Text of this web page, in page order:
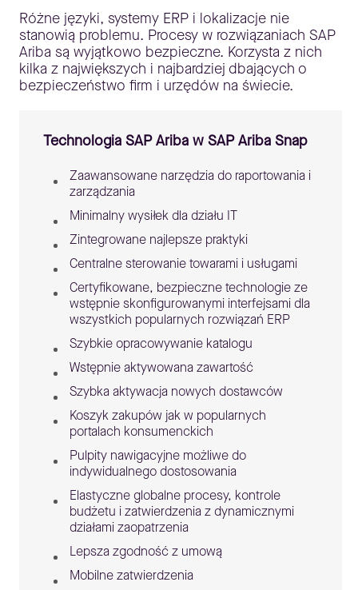
Różne języki, systemy ERP i lokalizacje nie
stanowią problemu. Procesy w rozwiązaniach SAP
Ariba są wyjątkowo bezpieczne. Korzysta z nich
kilka z największych i najbardziej dbających o
bezpieczeństwo firm i urzędów na świecie.
Technologia SAP Ariba w SAP Ariba Snap
Zaawansowane narzędzia do raportowania i
zarządzania
Minimalny wysiłek dla działu IT
Zintegrowane najlepsze praktyki
Centralne sterowanie towarami i usługami
Certyfikowane, bezpieczne technologie ze
wstępnie skonfigurowanymi interfejsami dla
wszystkich popularnych rozwiązań ERP
Szybkie opracowywanie katalogu
Wstępnie aktywowana zawartość
Szybka aktywacja nowych dostawców
Koszyk zakupów jak w popularnych
portalach konsumenckich
Pulpity nawigacyjne możliwe do
indywidualnego dostosowania
Elastyczne globalne procesy, kontrole
budżetu i zatwierdzenia z dynamicznymi
działami zaopatrzenia
Lepsza zgodność z umową
Mobilne zatwierdzenia